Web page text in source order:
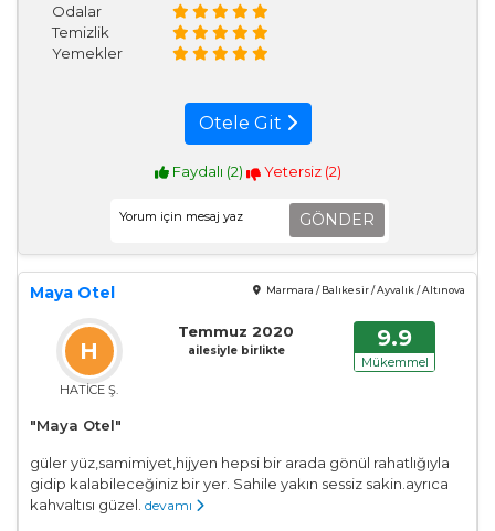
Odalar
Temizlik
Yemekler
Otele Git
Faydalı (2) Yetersiz (2)
GÖNDER
Maya Otel Marmara / Balıkesir / Ayvalık / Altınova
H
HATİCE Ş.
Temmuz 2020
ailesiyle birlikte 9.9
Mükemmel
"Maya Otel"
güler yüz,samimiyet,hijyen hepsi bir arada gönül rahatlığıyla
gidip kalabileceğiniz bir yer. Sahile yakın sessiz sakin.ayrıca
kahvaltısı güzel. devamı